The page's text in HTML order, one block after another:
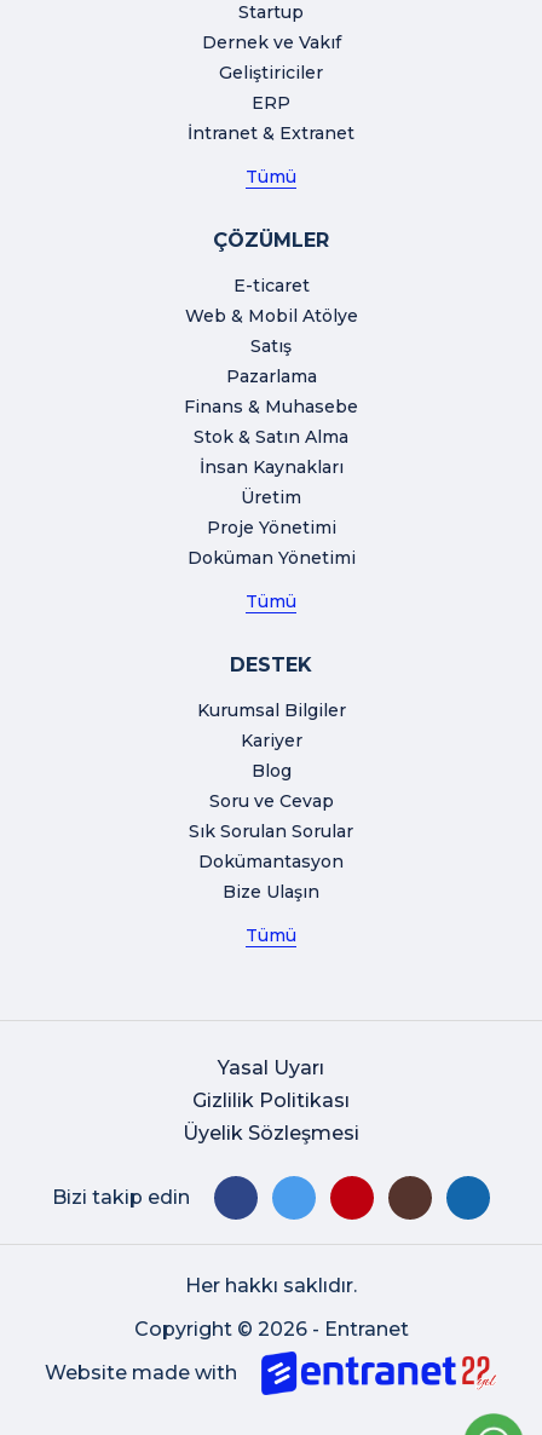
Startup
Dernek ve Vakıf
Geliştiriciler
ERP
İntranet & Extranet
Tümü
ÇÖZÜMLER
E-ticaret
Web & Mobil Atölye
Satış
Pazarlama
Finans & Muhasebe
Stok & Satın Alma
İnsan Kaynakları
Üretim
Proje Yönetimi
Doküman Yönetimi
Tümü
DESTEK
Kurumsal Bilgiler
Kariyer
Blog
Soru ve Cevap
Sık Sorulan Sorular
Dokümantasyon
Bize Ulaşın
Tümü
Yasal Uyarı
Gizlilik Politikası
Üyelik Sözleşmesi
Bizi takip edin
Her hakkı saklıdır.
Copyright © 2026 - Entranet
Website made with